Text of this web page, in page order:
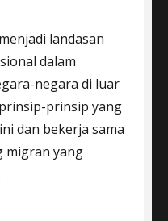
landasan
dalam
negara di luar
prinsip yang
dan bekerja sama
migran yang